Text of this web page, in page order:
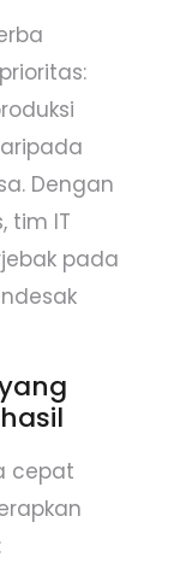
Dengan
tim IT
pada
cepat